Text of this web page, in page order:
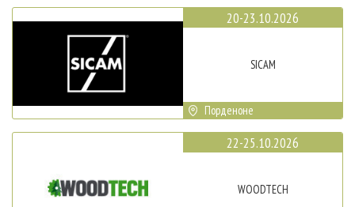
20-23.10.2026
SICAM
Порденоне
22-25.10.2026
WOODTECH